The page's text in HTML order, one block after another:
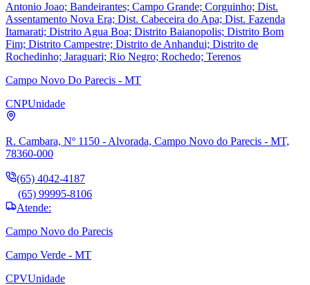
Antonio Joao; Bandeirantes; Campo Grande; Corguinho; Dist.
Assentamento Nova Era; Dist. Cabeceira do Apa; Dist. Fazenda
Itamarati; Distrito Agua Boa; Distrito Baianopolis; Distrito Bom
Fim; Distrito Campestre; Distrito de Anhandui; Distrito de
Rochedinho; Jaraguari; Rio Negro; Rochedo; Terenos
Campo Novo Do Parecis - MT
CNPUnidade
R. Cambara, Nº 1150 - Alvorada, Campo Novo do Parecis - MT,
78360-000
(65) 4042-4187
(65) 99995-8106
Atende:
Campo Novo do Parecis
Campo Verde - MT
CPVUnidade